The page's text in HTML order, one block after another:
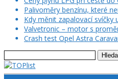
Palivoměry benzínu, které
Kdy měnit zapalovací svíčky
Valvetronic – motor s
Crash test Opel Astra
Vyhledávání